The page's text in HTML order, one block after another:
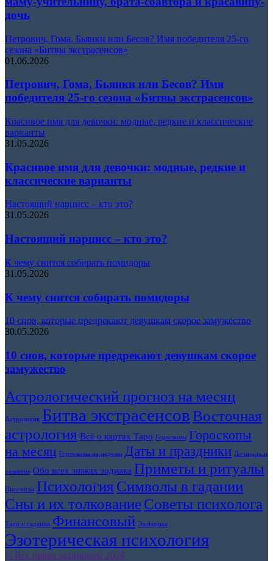
дочь
Петрович, Гома, Бьянки или Бесов? Имя победителя 25-го
сезона «Битвы экстрасенсов»
01.06.2026
Петрович, Гома, Бьянки или Бесов? Имя
победителя 25-го сезона «Битвы экстрасенсов»
Красивое имя для девочки: модные, редкие и классические
варианты
31.05.2026
Красивое имя для девочки: модные, редкие и
классические варианты
Настоящий нарцисс – кто это?
31.05.2026
Настоящий нарцисс – кто это?
К чему снится собирать помидоры
31.05.2026
К чему снится собирать помидоры
10 снов, которые предрекают девушкам скорое замужество
30.05.2026
10 снов, которые предрекают девушкам скорое
замужество
Астрологический прогноз на месяц
Астрология Битва экстрасенсовВосточная
астрология Всё о картах Таро Гороскопы Гороскопы
на месяц Гороскопы на неделю Даты и праздники Личность и
развитие Обо всех знаках зодиака Приметы и ритуалы
Прогнозы Психология Символы в гадании
Сны и их толкованиеСоветы психолога
Таро и гадания Финансовый Эзотерика
Эзотерическая психология
© Все права защищены 2026